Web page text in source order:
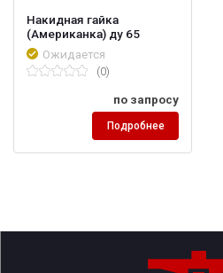
Накидная гайка
(Американка) ду 65
Ожидается
(0)
по запросу
Подробнее